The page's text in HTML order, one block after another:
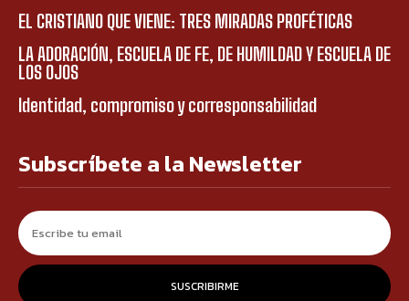
EL CRISTIANO QUE VIENE: TRES MIRADAS PROFÉTICAS
LA ADORACIÓN, ESCUELA DE FE, DE HUMILDAD Y ESCUELA DE
LOS OJOS
Identidad, compromiso y corresponsabilidad
Subscríbete a la Newsletter
SUSCRIBIRME